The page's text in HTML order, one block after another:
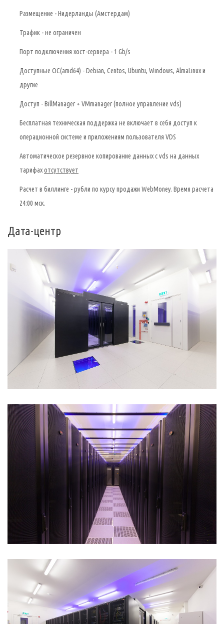
Размещение - Нидерланды (Амстердам)
Трафик - не ограничен
Порт подключения хост-сервера - 1 Gb/s
Доступные OC(amd64) - Debian, Centos, Ubuntu, Windows, AlmaLinux и
другие
Доступ - BillManager + VMmanager (полное управление vds)
Бесплатная техническая поддержка не включает в себя доступ к
операционной системе и приложениям пользователя VDS
Автоматическое резервное копирование данных с vds на данных
тарифахотсутствует
Расчет в биллинге - рубли по курсу продажи WebMoney. Время расчета
24:00 мск.
Дата-центр